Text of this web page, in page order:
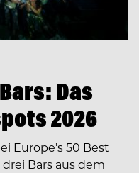
Das
2026
Europe’s 50 Best
Bars aus dem